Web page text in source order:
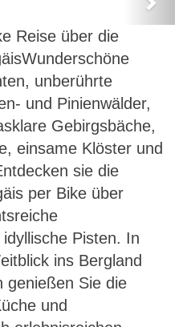
Samos
dem Rad
Reise über die
unberührte
und Pinienwälder,
Gebirgsbäche,
einsame Klöster und
sie die
per Bike über
Pisten. In
ins Bergland
genießen Sie die
und